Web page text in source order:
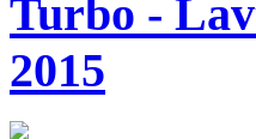
Turbo -
2015